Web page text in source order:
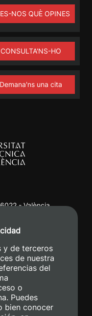
NOS QUÈ OPINES
CONSULTA'NS-HO
Demana'ns una cita
- València
50
y de terceros
de nuestra
del
o
Puedes
bien conocer